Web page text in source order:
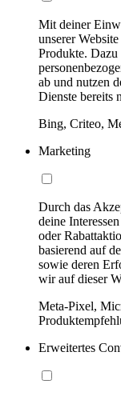
Mit deiner
unserer
Produkte. Dazu
ab und nutzen
Dienste bereits
Bing, Criteo,
Marketing
Durch das
deine
oder
basierend auf
sowie deren
wir auf dieser
Meta-Pixel,
Erweitertes